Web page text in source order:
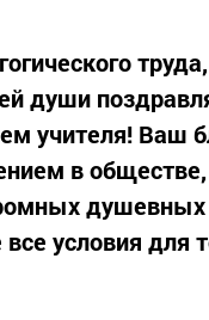
души
учителя! Ваш
в обществе,
душевных
условия для